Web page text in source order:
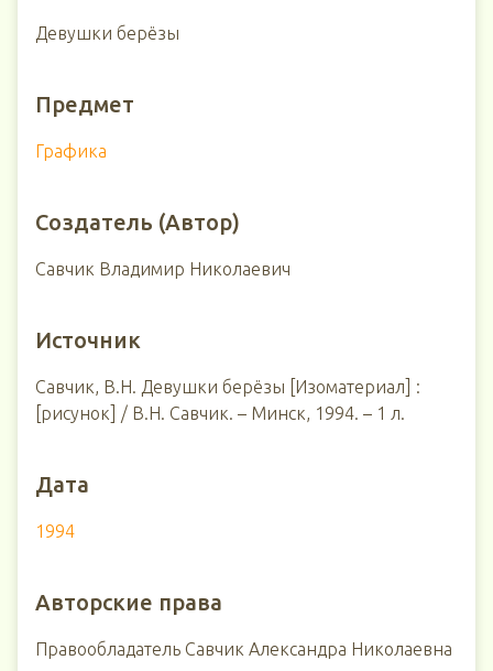
Девушки берёзы
Предмет
Графика
Создатель (Автор)
Савчик Владимир Николаевич
Источник
Савчик, В.Н. Девушки берёзы [Изоматериал] :
[рисунок] / В.Н. Савчик. – Минск, 1994. – 1 л.
Дата
1994
Авторские права
Правообладатель Савчик Александра Николаевна